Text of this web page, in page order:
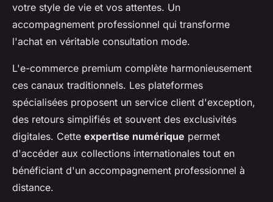
votre style de vie et vos attentes. Un
accompagnement professionnel qui transforme
l'achat en véritable consultation mode.
L'e-commerce premium complète harmonieusement
ces canaux traditionnels. Les plateformes
spécialisées proposent un service client d'exception,
des retours simplifiés et souvent des exclusivités
digitales. Cette expertise numérique permet
d'accéder aux collections internationales tout en
bénéficiant d'un accompagnement professionnel à
distance.